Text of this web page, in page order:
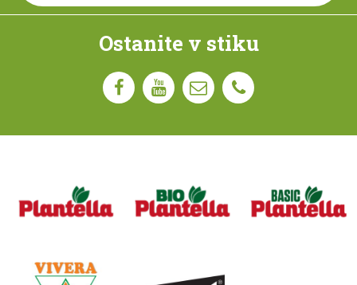
Ostanite v stiku